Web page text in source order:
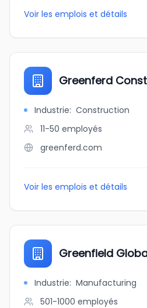
Voir les emplois et détails
Greenferd
Industrie: Construction
11-50 employés
greenferd.com
Voir les emplois et détails
Greenfield
Industrie: Manufacturing
501-1000 employés